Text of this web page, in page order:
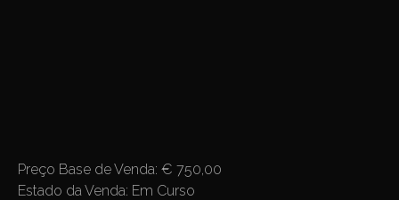
Preço Base de Venda: € 750,00
Estado da Venda: Em Curso